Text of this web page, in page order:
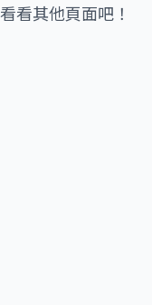
看看其他頁面吧！